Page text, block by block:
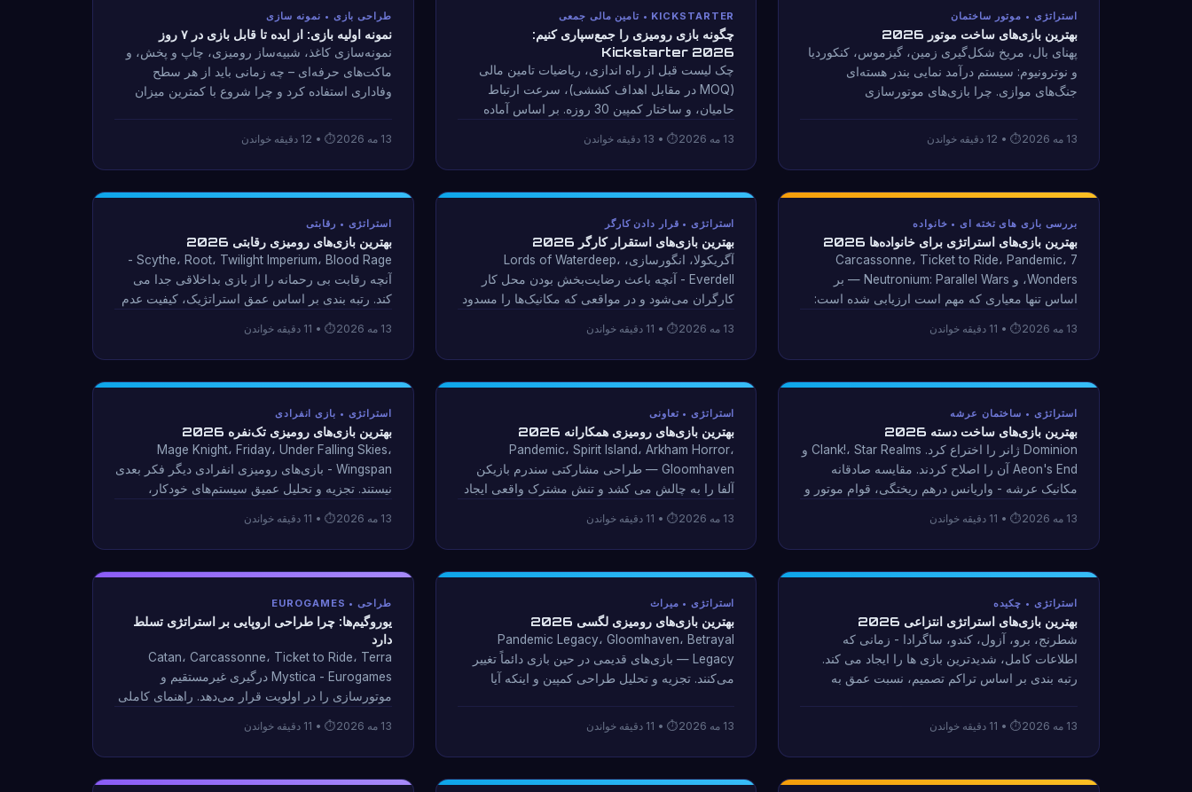
استراتژی • موتور ساختمان
بهترین بازی‌های ساخت موتور 2026
پهنای بال، مریخ شکل‌گیری زمین، گیزموس، کنکوردیا
و نوترونیوم: سیستم درآمد نمایی بندر هسته‌ای
جنگ‌های موازی. چرا بازی‌های موتورسازی
باعث می‌شود برخی موتورها احساس بهتری نسبت به
سایرین داشته باشند.
13 مه 2026 • 12 دقیقه خواندن
KICKSTARTER • تامین مالی جمعی
چگونه بازی رومیزی را جمع‌سپاری کنیم:
Kickstarter 2026
چک لیست قبل از راه اندازی، ریاضیات تامین مالی
(MOQ در مقابل اهداف کششی)، سرعت ارتباط
حامیان، و ساختار کمپین 30 روزه. بر اساس آماده
استارتر 2026.
13 مه 2026 • 13 دقیقه خواندن
طراحی بازی • نمونه سازی
نمونه اولیه بازی: از ایده تا قابل بازی در ۷ روز
نمونه‌سازی کاغذ، شبیه‌ساز رومیزی، چاپ و پخش، و
ماکت‌های حرفه‌ای – چه زمانی باید از هر سطح
وفاداری استفاده کرد و چرا شروع با کمترین میزان
ای برای اولین نمونه های اولیه.
13 مه 2026 • 12 دقیقه خواندن
بررسی بازی های تخته ای • خانواده
بهترین بازی‌های استراتژی برای خانواده‌ها 2026
Carcassonne، Ticket to Ride، Pandemic، 7
Wonders، و Neutronium: Parallel Wars — بر
اساس تنها معیاری که مهم است ارزیابی شده است:
ببرند؟ تجزیه و تحلیل صادقانه سن مخلوط.
13 مه 2026 • 11 دقیقه خواندن
استراتژی • قرار دادن کارگر
بهترین بازی‌های استقرار کارگر 2026
آگریکولا، انگورسازی، Lords of Waterdeep،
Everdell - آنچه باعث رضایت‌بخش بودن محل کار
کارگران می‌شود و در مواقعی که مکانیک‌ها را مسدود
مقایسه کامل بهترین بازی های سال 2026.
13 مه 2026 • 11 دقیقه خواندن
استراتژی • رقابتی
بهترین بازی‌های رومیزی رقابتی 2026
Scythe، Root، Twilight Imperium، Blood Rage -
آنچه رقابت بی رحمانه را از بازی بداخلاقی جدا می
کند. رتبه بندی بر اساس عمق استراتژیک، کیفیت عدم
13 مه 2026 • 11 دقیقه خواندن
استراتژی • ساختمان عرشه
بهترین بازی‌های ساخت دسته 2026
Dominion ژانر را اختراع کرد. Clank!، Star Realms و
Aeon's End آن را اصلاح کردند. مقایسه صادقانه
مکانیک عرشه - واریانس درهم ریختگی، قوام موتور و
13 مه 2026 • 11 دقیقه خواندن
استراتژی • تعاونی
بهترین بازی‌های رومیزی همکارانه 2026
Pandemic، Spirit Island، Arkham Horror،
Gloomhaven — طراحی مشارکتی سندرم بازیکن
آلفا را به چالش می کشد و تنش مشترک واقعی ایجاد
ارزش پخش رتبه‌بندی شده است.
13 مه 2026 • 11 دقیقه خواندن
استراتژی • بازی انفرادی
بهترین بازی‌های رومیزی تک‌نفره 2026
Mage Knight، Friday، Under Falling Skies،
Wingspan - بازی‌های رومیزی انفرادی دیگر فکر بعدی
نیستند. تجزیه و تحلیل عمیق سیستم‌های خودکار،
واقعی را از بازی یک نفره چند نفره جدا می‌کند.
13 مه 2026 • 11 دقیقه خواندن
استراتژی • چکیده
بهترین بازی‌های استراتژی انتزاعی 2026
شطرنج، برو، آزول، کندو، ساگرادا - زمانی که
اطلاعات کامل، شدیدترین بازی ها را ایجاد می کند.
رتبه بندی بر اساس تراکم تصمیم، نسبت عمق به
13 مه 2026 • 11 دقیقه خواندن
استراتژی • میراث
بهترین بازی‌های رومیزی لگسی 2026
Pandemic Legacy، Gloomhaven، Betrayal
Legacy — بازی‌های قدیمی در حین بازی دائماً تغییر
می‌کنند. تجزیه و تحلیل طراحی کمپین و اینکه آیا
فقط پشیمانی دارند.
13 مه 2026 • 11 دقیقه خواندن
طراحی • EUROGAMES
یوروگیم‌ها: چرا طراحی اروپایی بر استراتژی تسلط
دارد
Catan، Carcassonne، Ticket to Ride، Terra
Mystica - Eurogames درگیری غیرمستقیم و
موتورسازی را در اولویت قرار می‌دهد. راهنمای کاملی
برتر BGG.
13 مه 2026 • 11 دقیقه خواندن